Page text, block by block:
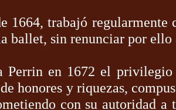
1664, trabajó regularmente
ballet, sin renunciar por ello
Perrin en 1672 el
honores y riquezas,
con su autoridad a